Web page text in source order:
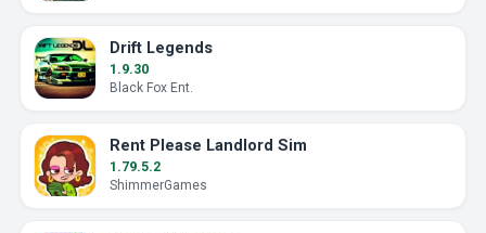
Drift Legends
1.9.30
Black Fox Ent.
Rent Please Landlord Sim
1.79.5.2
ShimmerGames